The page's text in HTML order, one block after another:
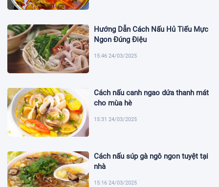
Hướng Dẫn Cách Nấu Hủ Tiếu Mực
Ngon Đúng Điệu
15:46 24/03/2025
Cách nấu canh ngao dứa thanh mát
cho mùa hè
15:31 24/03/2025
Cách nấu súp gà ngô ngon tuyệt tại
nhà
15:16 24/03/2025